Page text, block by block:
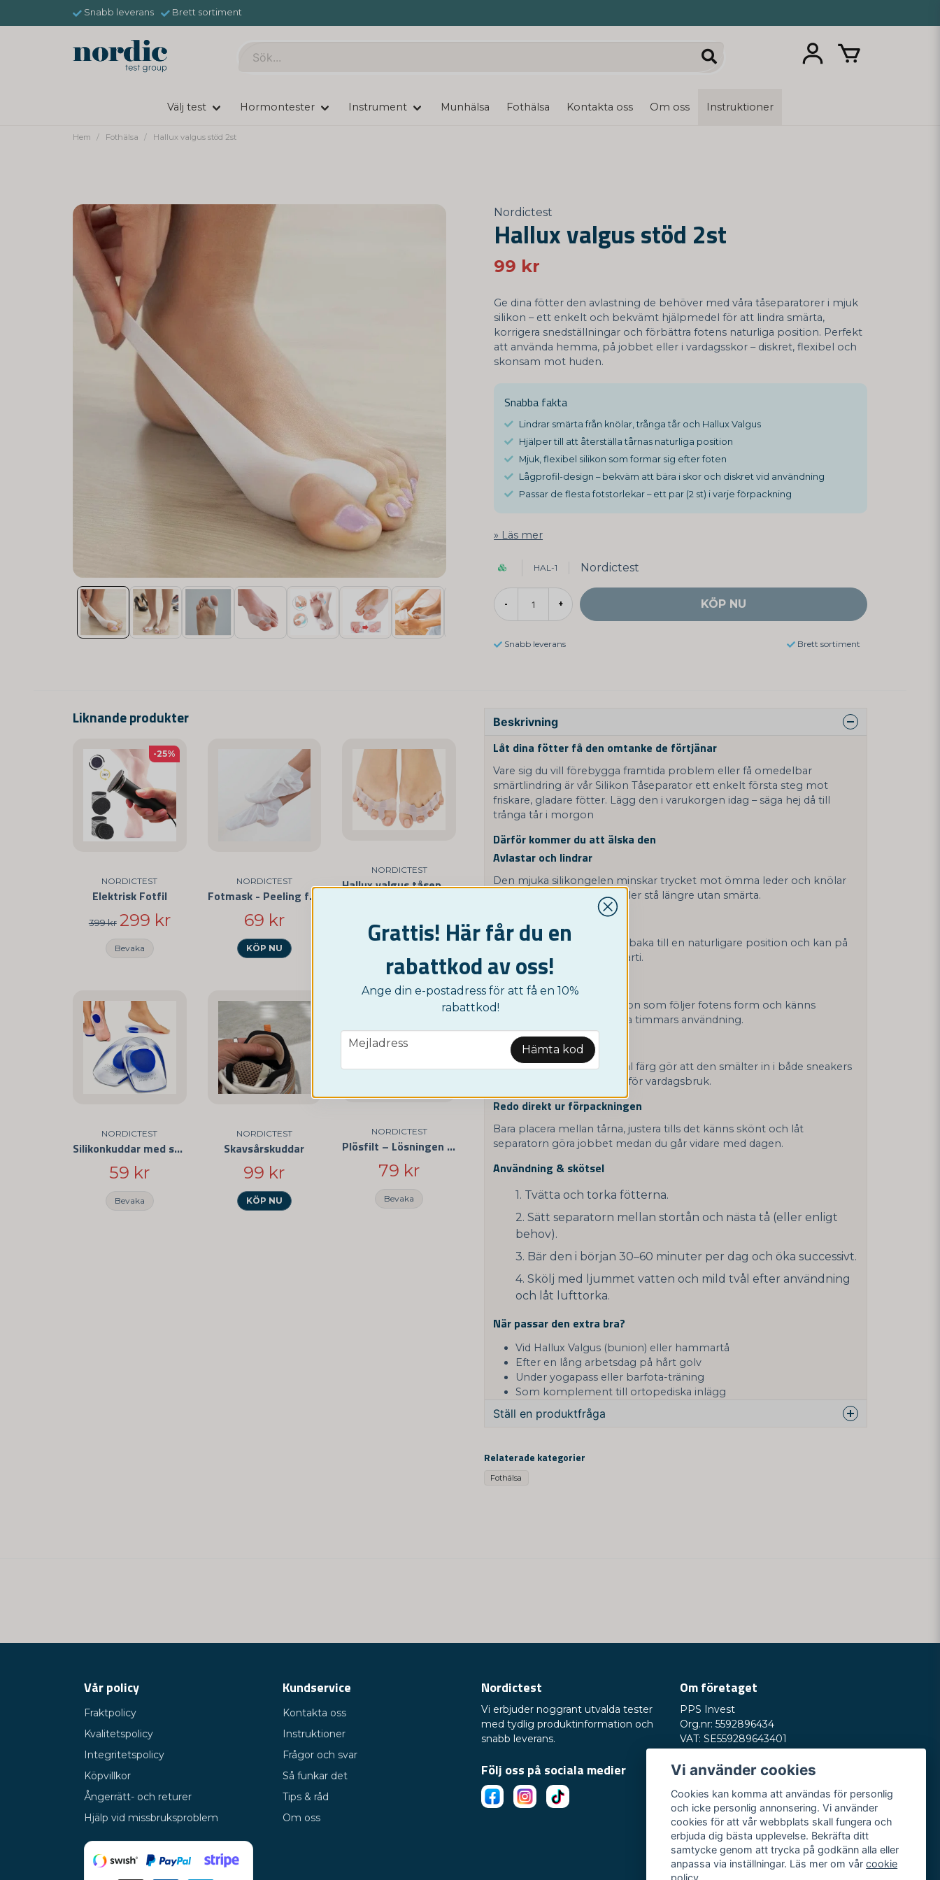
Snabb leverans Brett sortiment
Välj test Hormontester Instrument Munhälsa Fothälsa Kontakta oss Om oss Instruktioner
Hem Fothälsa Hallux valgus stöd 2st
Nordictest
Hallux valgus stöd 2st
99 kr
Ge dina fötter den avlastning de behöver med våra tåseparatorer i mjuk
silikon – ett enkelt och bekvämt hjälpmedel för att lindra smärta,
korrigera snedställningar och förbättra fotens naturliga position. Perfekt
att använda hemma, på jobbet eller i vardagsskor – diskret, flexibel och
skonsam mot huden.
Snabba fakta
Lindrar smärta från knölar, trånga tår och Hallux Valgus
Hjälper till att återställa tårnas naturliga position
Mjuk, flexibel silikon som formar sig efter foten
Lågprofil-design – bekväm att bära i skor och diskret vid användning
Passar de flesta fotstorlekar – ett par (2 st) i varje förpackning
Läs mer
HAL-1 Nordictest
- + KÖP NU
Snabb leverans Brett sortiment
Liknande produkter
NORDICTEST
Elektrisk Fotfil
399 kr 299 kr
Bevaka
-25%
NORDICTEST
Fotmask - Peeling för dina fötter
69 kr
KÖP NU
NORDICTEST
Hallux valgus tåseparerare
KÖP NU
NORDICTEST
Silikonkuddar med stötdämpning
59 kr
Bevaka
NORDICTEST
Skavsårskuddar
99 kr
KÖP NU
NORDICTEST
Plösfilt – Lösningen för glappande skor
79 kr
Bevaka
Beskrivning
Låt dina fötter få den omtanke de förtjänar
Vare sig du vill förebygga framtida problem eller få omedelbar
smärtlindring är vår Silikon Tåseparator ett enkelt första steg mot
friskare, gladare fötter. Lägg den i varukorgen idag – säga hej då till
trånga tår i morgon
Därför kommer du att älska den
Avlastar och lindrar
Den mjuka silikongelen minskar trycket mot ömma leder och knölar
så att du kan gå, springa eller stå längre utan smärta.
Skonsam korrigering
Separatorn guidar tårna tillbaka till en naturligare position och kan på
sikt bidra till ett rakare tåparti.
Mjukt som hud
Hypoallergen, flexibel silikon som följer fotens form och känns
behaglig även efter många timmars användning.
Nästan osynlig
Ultratunn profil och neutral färg gör att den smälter in i både sneakers
och kostymskor – perfekt för vardagsbruk.
Redo direkt ur förpackningen
Bara placera mellan tårna, justera tills det känns skönt och låt
separatorn göra jobbet medan du går vidare med dagen.
Användning & skötsel
Tvätta och torka fötterna.
Sätt separatorn mellan stortån och nästa tå (eller enligt
behov).
Bär den i början 30–60 minuter per dag och öka successivt.
Skölj med ljummet vatten och mild tvål efter användning
och låt lufttorka.
När passar den extra bra?
Vid Hallux Valgus (bunion) eller hammartå
Efter en lång arbetsdag på hårt golv
Under yogapass eller barfota-träning
Som komplement till ortopediska inlägg
Ställ en produktfråga
Skicka fråga
Relaterade kategorier
Fothälsa
Grattis! Här får du en
rabattkod av oss!
Ange din e-postadress för att få en 10%
rabattkod!
email
Mejladress Hämta kod
Vår policy
Fraktpolicy
Kvalitetspolicy
Integritetspolicy
Köpvillkor
Ångerrätt- och returer
Hjälp vid missbruksproblem
Kundservice
Kontakta oss
Instruktioner
Frågor och svar
Så funkar det
Tips & råd
Om oss
Nordictest
Vi erbjuder noggrant utvalda tester
med tydlig produktinformation och
snabb leverans.
Följ oss på sociala medier
Om företaget
PPS Invest
Org.nr: 5592896434
VAT: SE559289643401
245 33 Staffanstorp
Öppettider:
Mån-fre kl. 10-17
Vi använder cookies
Cookies kan komma att användas för personlig
och icke personlig annonsering. Vi använder
cookies för att vår webbplats skall fungera och
erbjuda dig bästa upplevelse. Bekräfta ditt
samtycke genom att trycka på godkänn alla eller
anpassa via inställningar. Läs mer om vårcookie